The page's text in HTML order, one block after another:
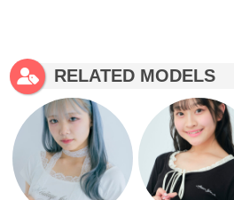
RELATED MODELS